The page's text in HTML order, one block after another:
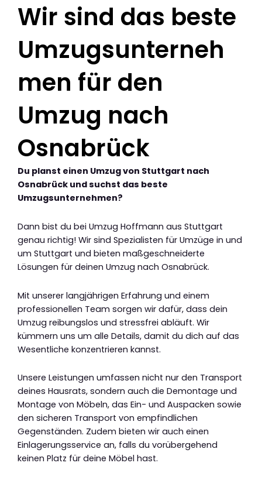
Wir sind das beste
Umzugsunterneh
men für den
Umzug nach
Osnabrück
Du planst einen Umzug von Stuttgart nach
Osnabrück und suchst das beste
Umzugsunternehmen?
Dann bist du bei Umzug Hoffmann aus Stuttgart
genau richtig! Wir sind Spezialisten für Umzüge in und
um Stuttgart und bieten maßgeschneiderte
Lösungen für deinen Umzug nach Osnabrück.
Mit unserer langjährigen Erfahrung und einem
professionellen Team sorgen wir dafür, dass dein
Umzug reibungslos und stressfrei abläuft. Wir
kümmern uns um alle Details, damit du dich auf das
Wesentliche konzentrieren kannst.
Unsere Leistungen umfassen nicht nur den Transport
deines Hausrats, sondern auch die Demontage und
Montage von Möbeln, das Ein- und Auspacken sowie
den sicheren Transport von empfindlichen
Gegenständen. Zudem bieten wir auch einen
Einlagerungsservice an, falls du vorübergehend
keinen Platz für deine Möbel hast.